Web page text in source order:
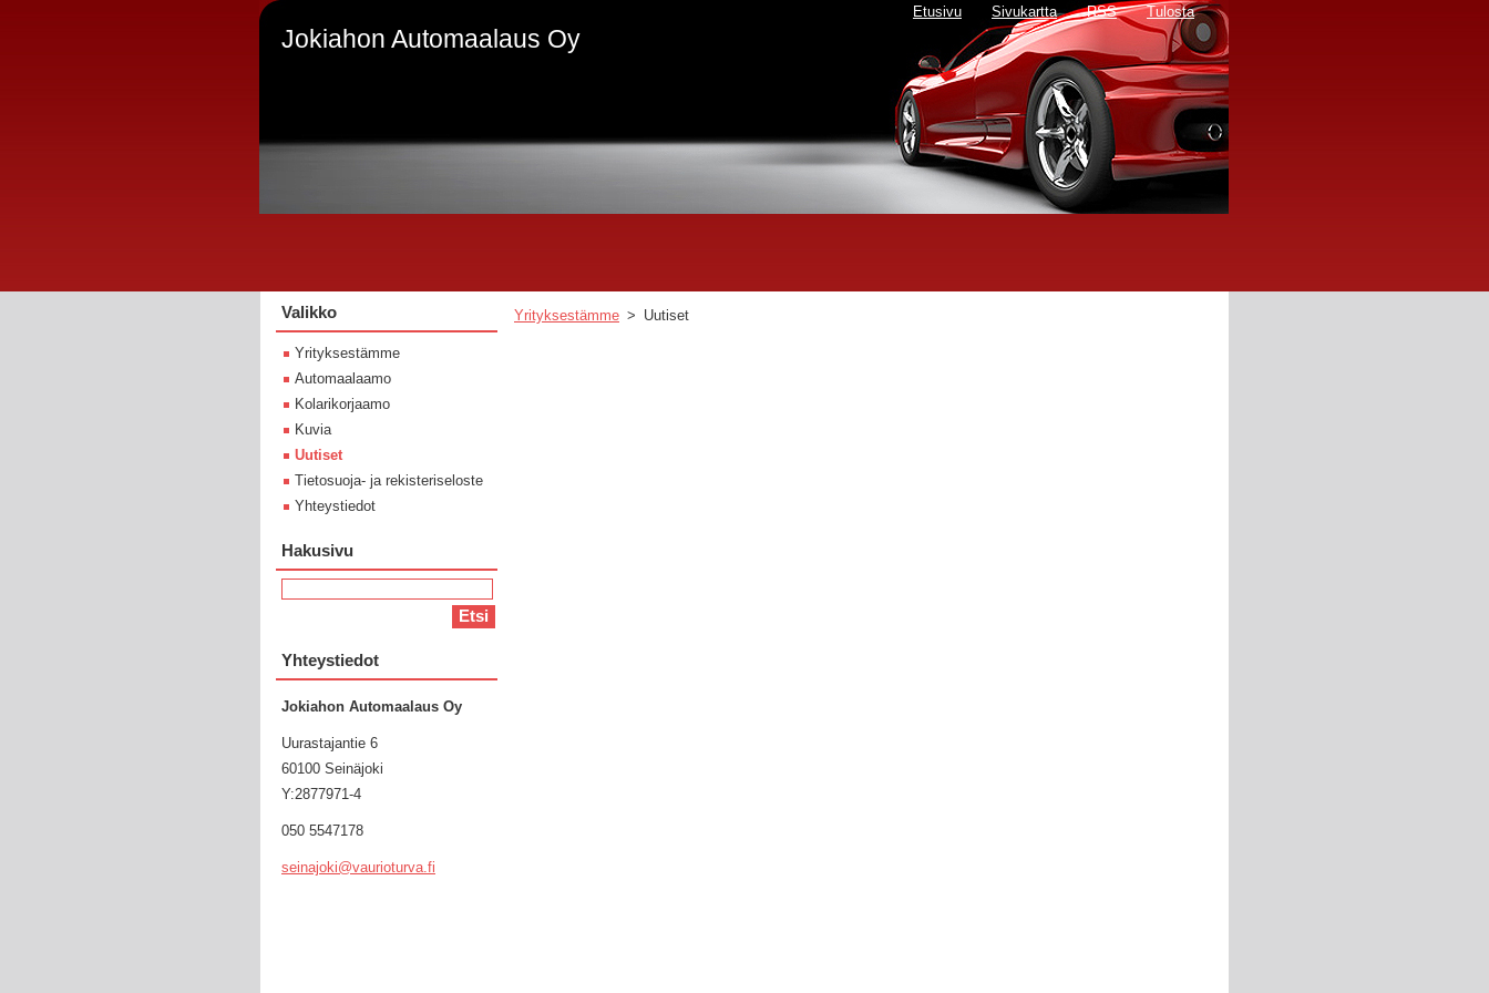
Jokiahon Automaalaus Oy
Yrityksestämme > Uutiset
Valikko
Yrityksestämme
Automaalaamo
Kolarikorjaamo
Kuvia
Uutiset
Tietosuoja- ja rekisteriseloste
Yhteystiedot
Hakusivu
Yhteystiedot
Jokiahon Automaalaus Oy
Uurastajantie 6
60100 Seinäjoki
Y:2877971-4
050 5547178
seinajoki@vaurioturva.fi
Etusivu Sivukartta RSS Tulosta